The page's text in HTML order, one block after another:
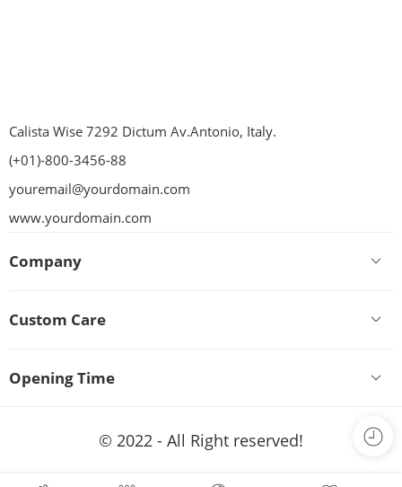
Calista Wise 7292 Dictum Av.Antonio, Italy.
(+01)-800-3456-88
youremail@yourdomain.com
www.yourdomain.com
Company
Custom Care
Opening Time
© 2022 - All Right reserved!